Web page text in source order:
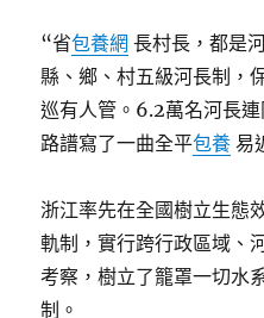
“省包養網 長村長，都是
縣、鄉、村五級河長制，
巡有人管。6.2萬名河長
路譜寫了一曲全平包養 易
浙江率先在全國樹立生態
軌制，實行跨行政區域、
考察，樹立了籠罩一切水
制。